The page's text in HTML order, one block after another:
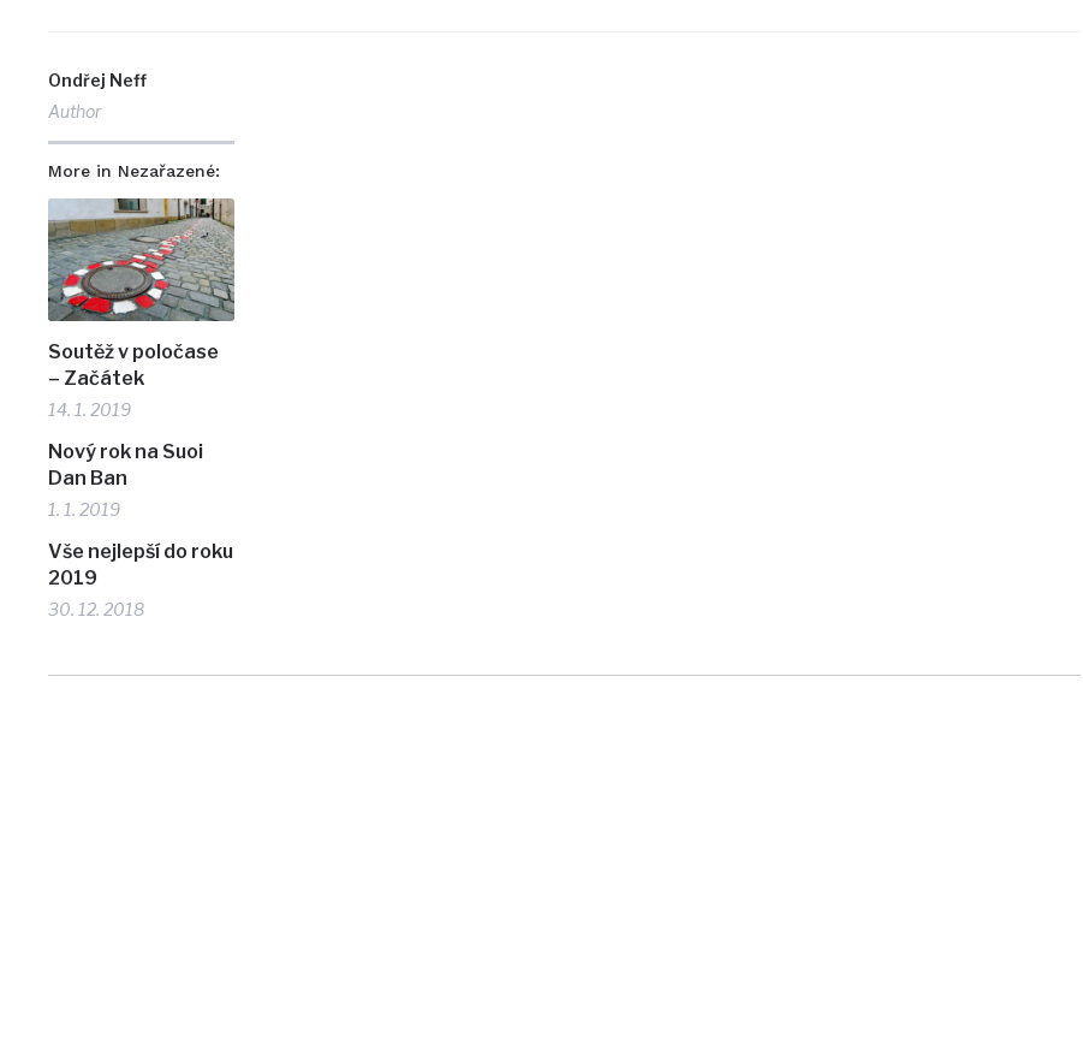
Ondřej Neff
Author
More in Nezařazené:
Soutěž v poločase
– Začátek
14. 1. 2019
Nový rok na Suoi
Dan Ban
1. 1. 2019
Vše nejlepší do roku
2019
30. 12. 2018